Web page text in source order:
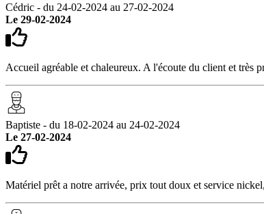
Cédric - du 24-02-2024 au 27-02-2024
Le 29-02-2024
Accueil agréable et chaleureux. A l'écoute du client et très
Baptiste - du 18-02-2024 au 24-02-2024
Le 27-02-2024
Matériel prêt a notre arrivée, prix tout doux et service